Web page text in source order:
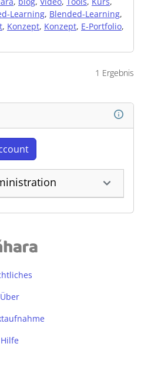
Learning, Blended-Learning,
, Konzept, Konzept, E-Portfolio,
1 Ergebnis
Über
Hilfe